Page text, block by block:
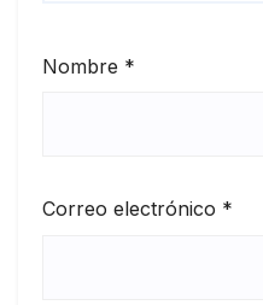
Nombre *
Correo electrónico *